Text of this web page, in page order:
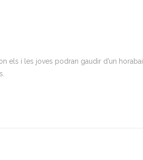
on els i les joves podran gaudir d’un